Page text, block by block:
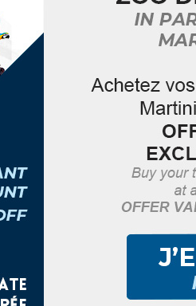
luttes ouvrières, figures et
est l’œuvre d’une coopération